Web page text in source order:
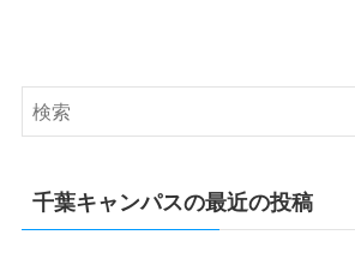
千葉キャンパスの最近の投稿